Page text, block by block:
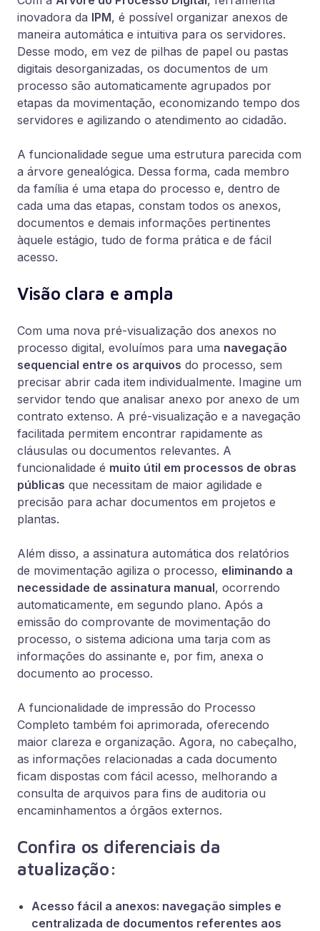
inovadora da IPM, é possível organizar anexos de
maneira automática e intuitiva para os servidores.
Desse modo, em vez de pilhas de papel ou pastas
digitais desorganizadas, os documentos de um
processo são automaticamente agrupados por
etapas da movimentação, economizando tempo dos
servidores e agilizando o atendimento ao cidadão.
A funcionalidade segue uma estrutura parecida com
a árvore genealógica. Dessa forma, cada membro
da família é uma etapa do processo e, dentro de
cada uma das etapas, constam todos os anexos,
documentos e demais informações pertinentes
àquele estágio, tudo de forma prática e de fácil
acesso.
Visão clara e ampla
Com uma nova pré-visualização dos anexos no
processo digital, evoluímos para uma navegação
sequencial entre os arquivos do processo, sem
precisar abrir cada item individualmente. Imagine um
servidor tendo que analisar anexo por anexo de um
contrato extenso. A pré-visualização e a navegação
facilitada permitem encontrar rapidamente as
cláusulas ou documentos relevantes. A
funcionalidade é muito útil em processos de obras
públicas que necessitam de maior agilidade e
precisão para achar documentos em projetos e
plantas.
Além disso, a assinatura automática dos relatórios
de movimentação agiliza o processo, eliminando a
necessidade de assinatura manual, ocorrendo
automaticamente, em segundo plano. Após a
emissão do comprovante de movimentação do
processo, o sistema adiciona uma tarja com as
informações do assinante e, por fim, anexa o
documento ao processo.
A funcionalidade de impressão do Processo
Completo também foi aprimorada, oferecendo
maior clareza e organização. Agora, no cabeçalho,
as informações relacionadas a cada documento
ficam dispostas com fácil acesso, melhorando a
consulta de arquivos para fins de auditoria ou
encaminhamentos a órgãos externos.
Confira os diferenciais da
atualização:
Acesso fácil a anexos: navegação simples e
centralizada de documentos referentes aos